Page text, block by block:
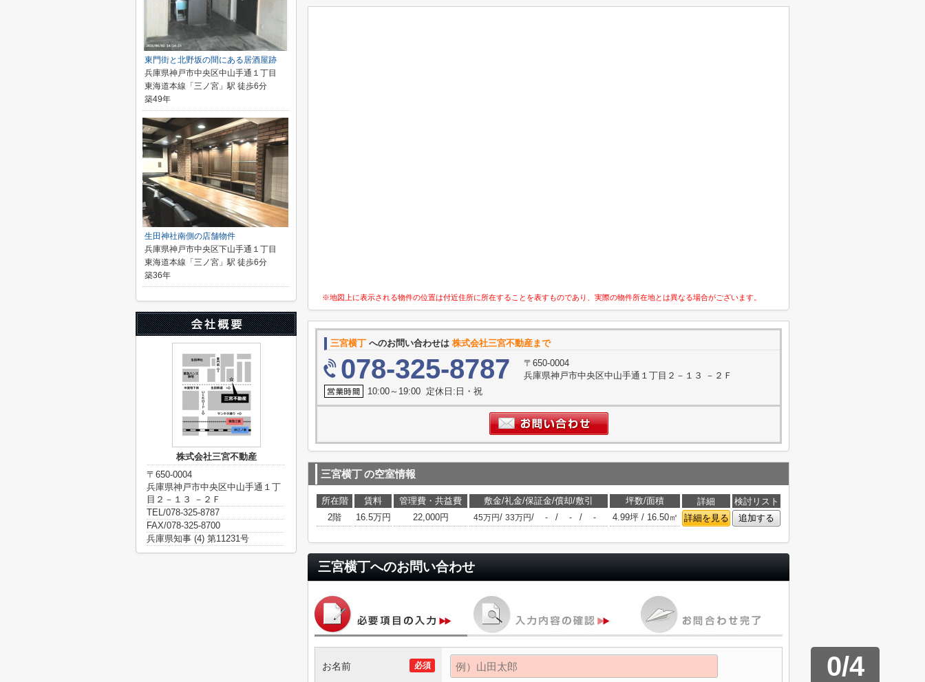
※地図上に表示される物件の位置は付近住所に所在することを表すものであり、実際の物件所在地とは異なる場合がございます。
三宮横丁 へのお問い合わせは 株式会社三宮不動産まで
078-325-8787
〒650-0004
兵庫県神戸市中央区中山手通１丁目２－１３ －２Ｆ
10:00～19:00 定休日:日・祝
三宮横丁の空室情報
所在階 賃料 管理費・共益費 敷金/礼金/保証金/償却/敷引 坪数/面積 詳細
検討リスト
2階
16.5万円 22,000円 45万円/ 33万円/ - / - / - 4.99坪 / 16.50㎡ 詳細を見る 追加する
三宮横丁へのお問い合わせ
0/4
必須
お名前
東門街と北野坂の間にある居酒屋跡
兵庫県神戸市中央区中山手通１丁目
東海道本線「三ノ宮」駅 徒歩6分
築49年
生田神社南側の店舗物件
兵庫県神戸市中央区下山手通１丁目
東海道本線「三ノ宮」駅 徒歩6分
築36年
株式会社三宮不動産
〒650-0004
兵庫県神戸市中央区中山手通１丁
目２－１３ －２Ｆ
TEL/078-325-8787
FAX/078-325-8700
兵庫県知事 (4) 第11231号